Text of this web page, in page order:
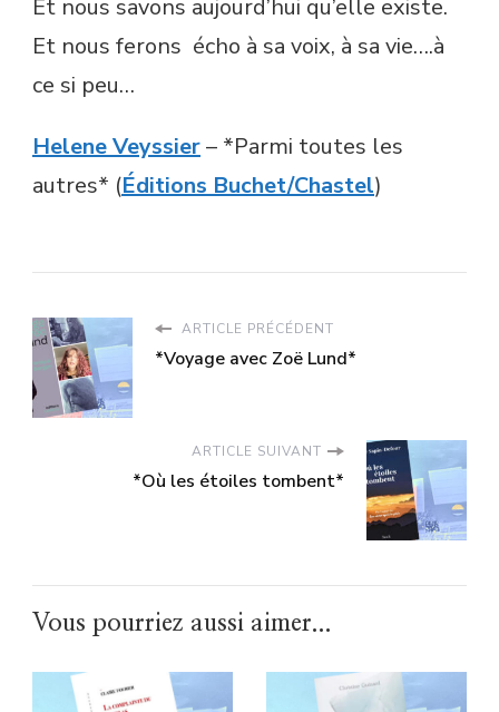
Et nous savons aujourd’hui qu’elle existe.
Et nous ferons écho à sa voix, à sa vie….à
ce si peu…
Helene Veyssier– *Parmi toutes les
autres* (Éditions Buchet/Chastel)
ARTICLE PRÉCÉDENT
*Voyage avec Zoë Lund*
ARTICLE SUIVANT
*Où les étoiles tombent*
Vous pourriez aussi aimer...